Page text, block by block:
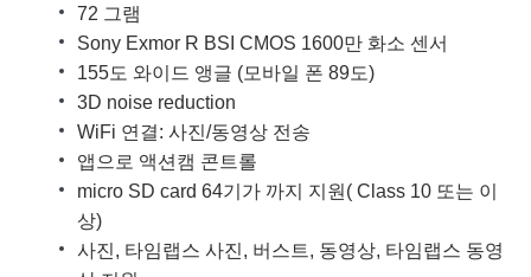
72 그램
Sony Exmor R BSI CMOS 1600만 화소 센서
155도 와이드 앵글 (모바일 폰 89도)
3D noise reduction
WiFi 연결: 사진/동영상 전송
앱으로 액션캠 콘트롤
micro SD card 64기가 까지 지원( Class 10 또는 이
상)
사진, 타임랩스 사진, 버스트, 동영상, 타임랩스 동영